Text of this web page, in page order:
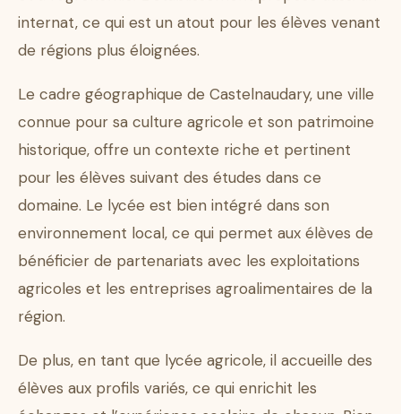
internat, ce qui est un atout pour les élèves venant
de régions plus éloignées.
Le cadre géographique de Castelnaudary, une ville
connue pour sa culture agricole et son patrimoine
historique, offre un contexte riche et pertinent
pour les élèves suivant des études dans ce
domaine. Le lycée est bien intégré dans son
environnement local, ce qui permet aux élèves de
bénéficier de partenariats avec les exploitations
agricoles et les entreprises agroalimentaires de la
région.
De plus, en tant que lycée agricole, il accueille des
élèves aux profils variés, ce qui enrichit les